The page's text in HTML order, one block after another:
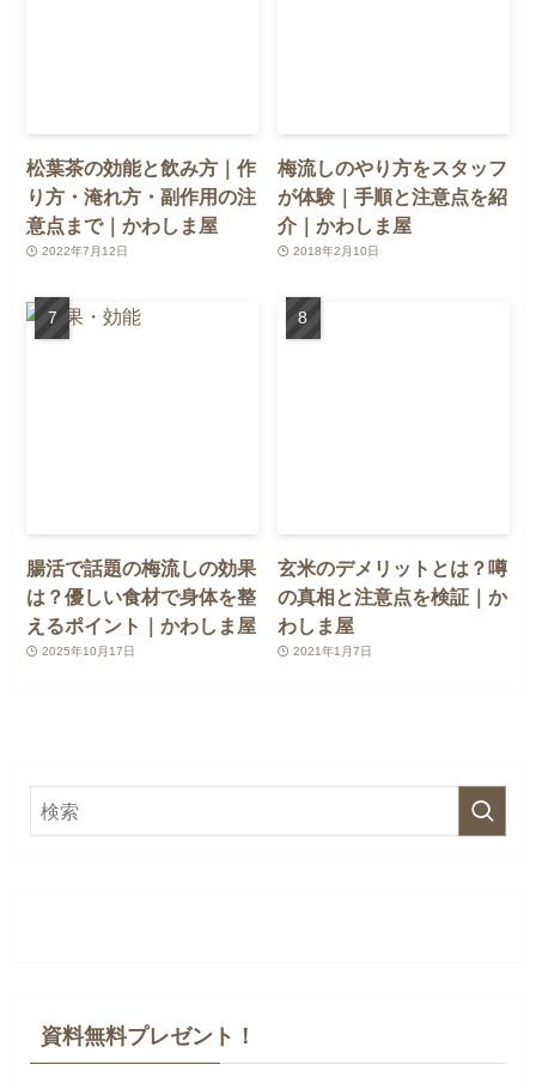
松葉茶の効能と飲み方｜作
り方・淹れ方・副作用の注
意点まで｜かわしま屋
2022年7月12日
梅流しのやり方をスタッフ
が体験｜手順と注意点を紹
介｜かわしま屋
2018年2月10日
腸活で話題の梅流しの効果
は？優しい食材で身体を整
えるポイント｜かわしま屋
2025年10月17日
玄米のデメリットとは？噂
の真相と注意点を検証｜か
わしま屋
2021年1月7日
資料無料プレゼント！